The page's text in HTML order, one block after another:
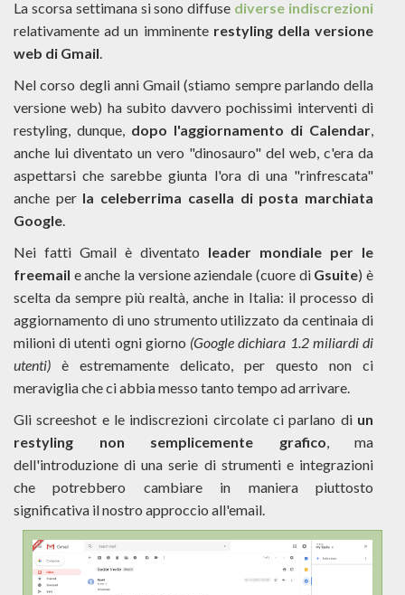
La scorsa settimana si sono diffuse diverse indiscrezioni
relativamente ad un imminente restyling della versione
web di Gmail.
Nel corso degli anni Gmail (stiamo sempre parlando della
versione web) ha subito davvero pochissimi interventi di
restyling, dunque, dopo l'aggiornamento di Calendar,
anche lui diventato un vero "dinosauro" del web, c'era da
aspettarsi che sarebbe giunta l'ora di una "rinfrescata"
anche per la celeberrima casella di posta marchiata
Google.
Nei fatti Gmail è diventato leader mondiale per le
freemail e anche la versione aziendale (cuore diGsuite) è
scelta da sempre più realtà, anche in Italia: il processo di
aggiornamento di uno strumento utilizzato da centinaia di
milioni di utenti ogni giorno (Google dichiara 1.2 miliardi di
utenti) è estremamente delicato, per questo non ci
meraviglia che ci abbia messo tanto tempo ad arrivare.
Gli screeshot e le indiscrezioni circolate ci parlano di un
restyling non semplicemente grafico, ma
dell'introduzione di una serie di strumenti e integrazioni
che potrebbero cambiare in maniera piuttosto
significativa il nostro approccio all'email.